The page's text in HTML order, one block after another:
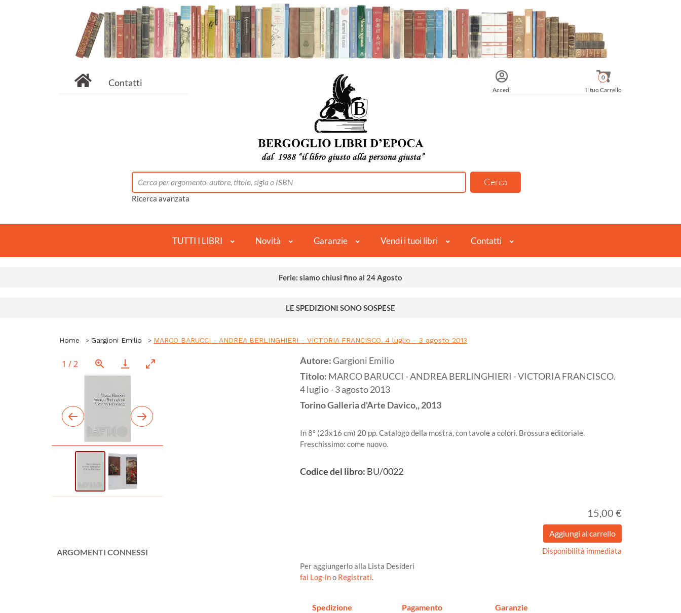
Contatti
Accedi Il tuo Carrello
0
Ricerca avanzata
TUTTI I LIBRI Novità Garanzie Vendi i tuoi libri Contatti
Ferie: siamo chiusi fino al 24 Agosto
LE SPEDIZIONI SONO SOSPESE
Home Gargioni Emilio MARCO BARUCCI - ANDREA BERLINGHIERI - VICTORIA FRANCISCO. 4 luglio - 3 agosto 2013
1 /2
ARGOMENTI CONNESSI
Autore:Gargioni Emilio
Titolo: MARCO BARUCCI - ANDREA BERLINGHIERI - VICTORIA FRANCISCO.
4 luglio - 3 agosto 2013
TorinoGalleria d'Arte Davico,,2013
In 8° (23x16 cm) 20 pp. Catalogo della mostra, con tavole a colori. Brossura editoriale.
Freschissimo: come nuovo.
Codice del libro: BU/0022
15,00 €
Disponibilità immediata
Per aggiungerlo alla Lista Desideri
fai Log-ino Registrati.
Spedizione Pagamento Garanzie